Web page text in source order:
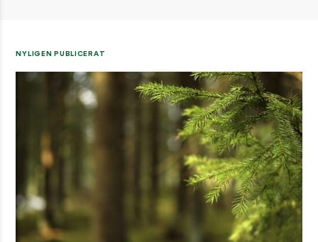
NYLIGEN PUBLICERAT